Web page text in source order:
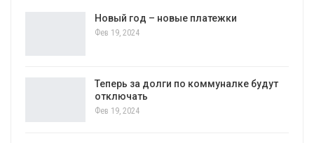
Новый год – новые платежки
Фев 19, 2024
Теперь за долги по коммуналке будут
отключать
Фев 19, 2024